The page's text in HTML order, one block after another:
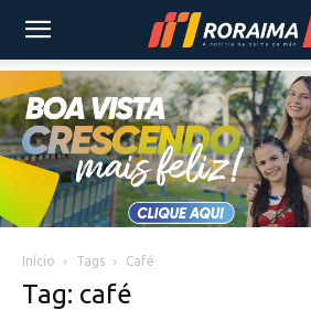
Início Tags Café
Tag: café